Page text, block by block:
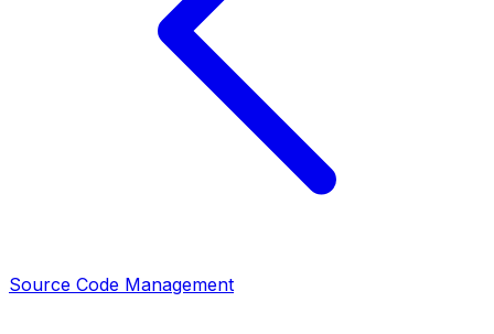
Source Code Management